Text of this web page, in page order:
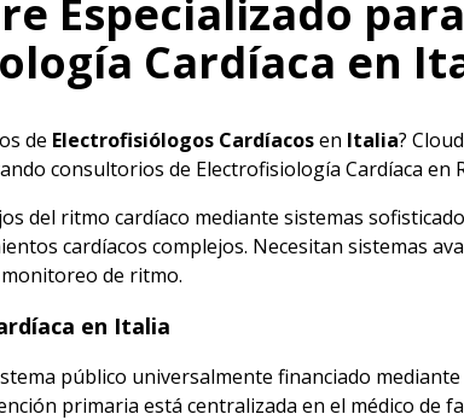
Especializado
Cardíaca en
de Electrofisiólogos Cardíacosen Italia?
consultorios de Electrofisiología Cardíaca en
del ritmo cardíaco mediante sistemas
cardíacos complejos. Necesitan sistemas
de ritmo.
en Italia
público universalmente financiado
primaria está centralizada en el médico de